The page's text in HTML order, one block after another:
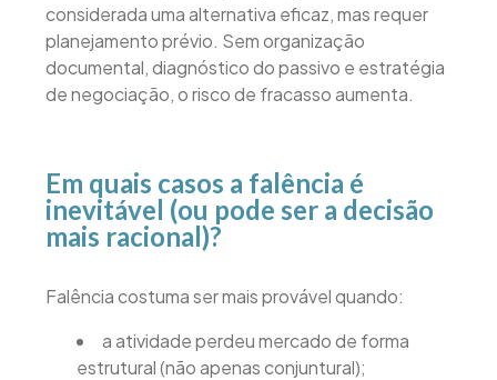
considerada uma alternativa eficaz, mas requer
planejamento prévio. Sem organização
documental, diagnóstico do passivo e estratégia
de negociação, o risco de fracasso aumenta.
Em quais casos a falência é
inevitável (ou pode ser a decisão
mais racional)?
Falência costuma ser mais provável quando:
a atividade perdeu mercado de forma
estrutural (não apenas conjuntural);